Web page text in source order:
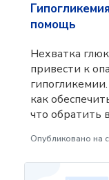
помощь
Нехватка
привести к
как
что обратить
Опубликовано на